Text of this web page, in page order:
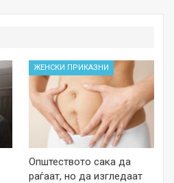
ЖЕНСКИ ПРИКАЗНИ
Општеството сака да
раѓаат, но да изгледаат